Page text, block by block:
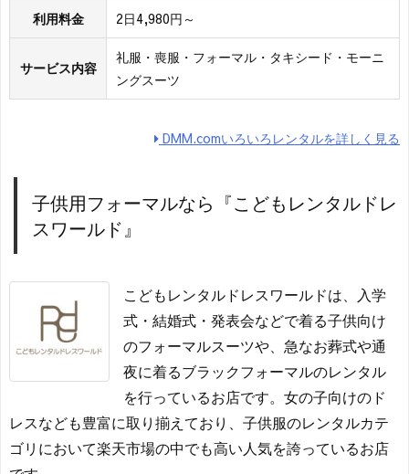
利用料金 2日4,980円～
サービス内容
礼服・喪服・フォーマル・タキシード・モーニ
ングスーツ
DMM.comいろいろレンタルを詳しく見る
子供用フォーマルなら『こどもレンタルドレ
スワールド』
こどもレンタルドレスワールドは、入学
式・結婚式・発表会などで着る子供向け
のフォーマルスーツや、急なお葬式や通
夜に着るブラックフォーマルのレンタル
を行っているお店です。女の子向けのド
レスなども豊富に取り揃えており、子供服のレンタルカテ
ゴリにおいて楽天市場の中でも高い人気を誇っているお店